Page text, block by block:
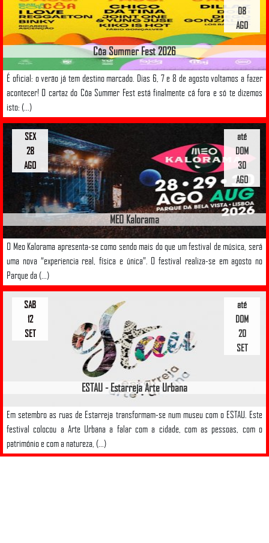
Côa Summer Fest 2026
É oficial: o verão já tem destino marcado. Dias 6, 7 e 8 de agosto voltamos a fazer
acontecer! O cartaz do Côa Summer Fest está finalmente cá fora e só te dizemos
isto: (...)
08
AGO
MEO Kalorama
O Meo Kalorama apresenta-se como sendo mais do que um festival de música, será
uma nova “experiencia real, física e única”. O festival realiza-se em agosto no
Parque da (...)
até
DOM
30
AGO
SEX
28
AGO
ESTAU - Estarreja Arte Urbana
Em setembro as ruas de Estarreja transformam-se num museu com o ESTAU. Este
festival colocou a Arte Urbana a falar com a cidade, com as pessoas, com o
património e com a natureza, (...)
até
DOM
20
SET
SAB
12
SET